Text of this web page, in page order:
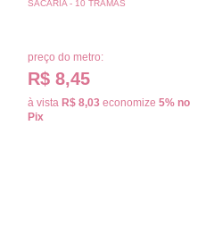
SACARIA - 10 TRAMAS
preço do metro:
R$ 8,45
à vista R$ 8,03 economize 5% no
Pix